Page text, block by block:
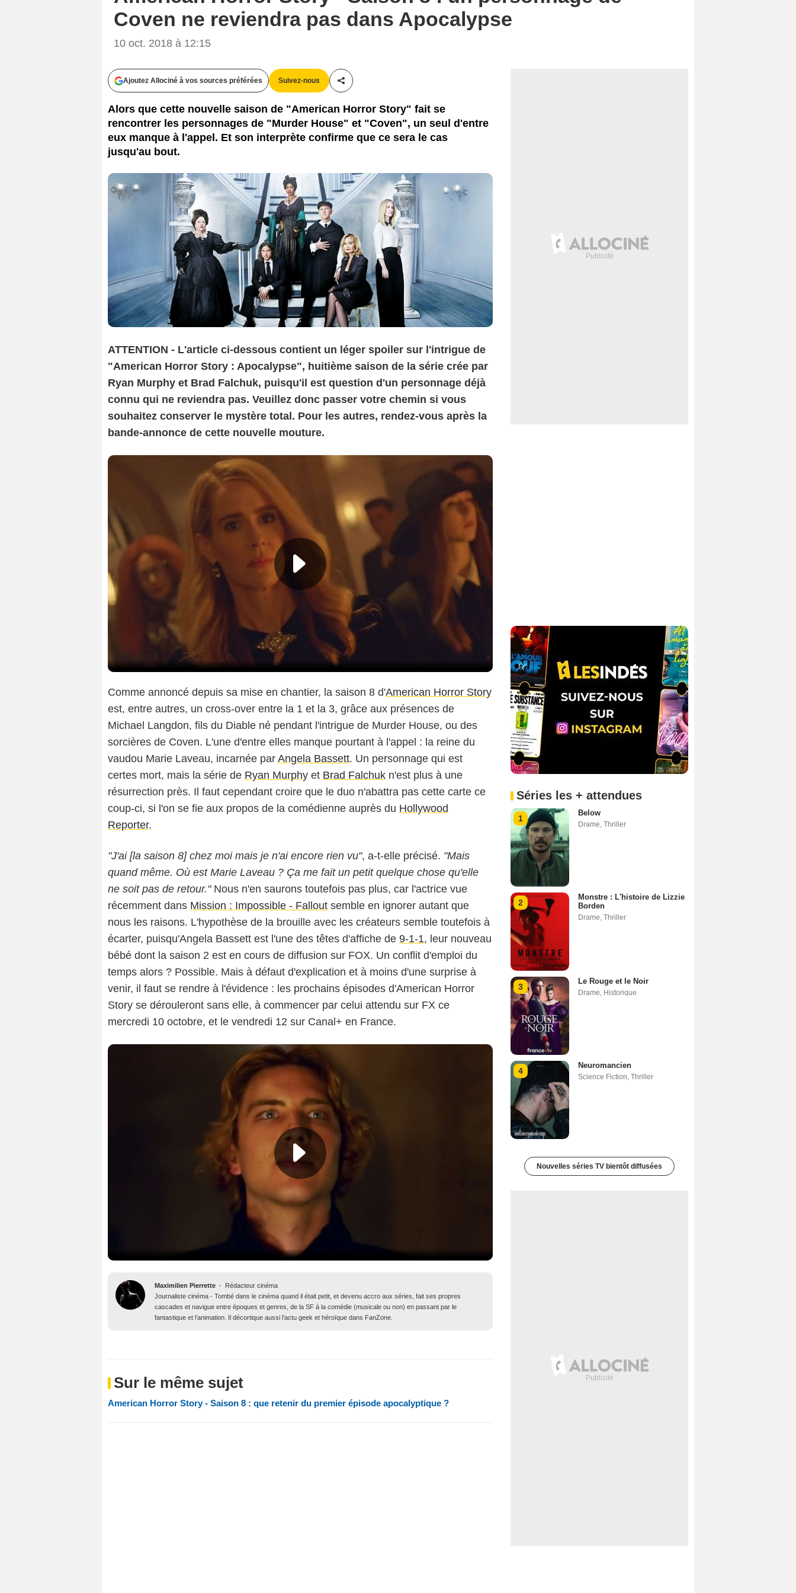
Coven ne reviendra pas dans Apocalypse
10 oct. 2018 à 12:15
Ajoutez Allociné à vos sources préférées Suivez-nous
Partager cet article
Alors que cette nouvelle saison de "American Horror Story" fait se
rencontrer les personnages de "Murder House" et "Coven", un seul d'entre
eux manque à l'appel. Et son interprète confirme que ce sera le cas
jusqu'au bout.
FX / The Hollywood Reporter
ATTENTION - L'article ci-dessous contient un léger spoiler sur l'intrigue de
"American Horror Story : Apocalypse", huitième saison de la série crée par
Ryan Murphy et Brad Falchuk, puisqu'il est question d'un personnage déjà
connu qui ne reviendra pas. Veuillez donc passer votre chemin si vous
souhaitez conserver le mystère total. Pour les autres, rendez-vous après la
bande-annonce de cette nouvelle mouture.
Comme annoncé depuis sa mise en chantier, la saison 8 d'American Horror Story
est, entre autres, un cross-over entre la 1 et la 3, grâce aux présences de
Michael Langdon, fils du Diable né pendant l'intrigue de Murder House, ou des
sorcières de Coven. L'une d'entre elles manque pourtant à l'appel : la reine du
vaudou Marie Laveau, incarnée par Angela Bassett. Un personnage qui est
certes mort, mais la série de Ryan Murphy et Brad Falchuk n'est plus à une
résurrection près. Il faut cependant croire que le duo n'abattra pas cette carte ce
coup-ci, si l'on se fie aux propos de la comédienne auprès du Hollywood
Reporter.
"J'ai [la saison 8] chez moi mais je n'ai encore rien vu", a-t-elle précisé. "Mais
quand même. Où est Marie Laveau ? Ça me fait un petit quelque chose qu'elle
ne soit pas de retour."Nous n'en saurons toutefois pas plus, car l'actrice vue
récemment dans Mission : Impossible - Fallout semble en ignorer autant que
nous les raisons. L'hypothèse de la brouille avec les créateurs semble toutefois à
écarter, puisqu'Angela Bassett est l'une des têtes d'affiche de 9-1-1, leur nouveau
bébé dont la saison 2 est en cours de diffusion sur FOX. Un conflit d'emploi du
temps alors ? Possible. Mais à défaut d'explication et à moins d'une surprise à
venir, il faut se rendre à l'évidence : les prochains épisodes d'American Horror
Story se dérouleront sans elle, à commencer par celui attendu sur FX ce
mercredi 10 octobre, et le vendredi 12 sur Canal+ en France.
Maximilien Pierrette -
Rédacteur cinéma
Journaliste cinéma - Tombé dans le cinéma quand il était petit, et devenu accro aux séries, fait ses propres
cascades et navigue entre époques et genres, de la SF à la comédie (musicale ou non) en passant par le
fantastique et l’animation. Il décortique aussi l’actu geek et héroïque dans FanZone.
Sur le même sujet
American Horror Story - Saison 8 : que retenir du premier épisode apocalyptique ?
Séries les + attendues
1
Below
Drame Thriller
2
Monstre : L'histoire de Lizzie
Borden
Drame Thriller
3
Le Rouge et le Noir
Drame Historique
4
Neuromancien
Science Fiction Thriller
Nouvelles séries TV bientôt diffusées